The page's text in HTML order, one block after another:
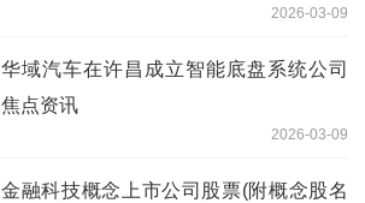
2026-03-09
华域汽车在许昌成立智能底盘系统公司
焦点资讯
2026-03-09
金融科技概念上市公司股票(附概念股名